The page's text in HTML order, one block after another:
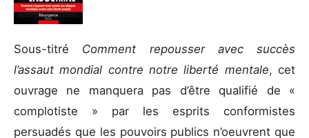
Sous-titré Comment repousser avec succès
l’assaut mondial contre notre liberté mentale, cet
ouvrage ne manquera pas d’être qualifié de «
complotiste » par les esprits conformistes
persuadés que les pouvoirs publics n’oeuvrent que